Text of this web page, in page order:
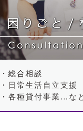
・総合相談
・日常生活自立支援
・各種貸付事業…な